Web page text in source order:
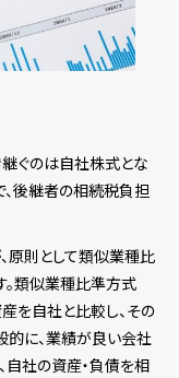
ぐのは自社株式とな
、後継者の相続税負担
原則として類似業種比
類似業種比準方式
を自社と比較し、その
的に、業績が良い会社
自社の資産・負債を相